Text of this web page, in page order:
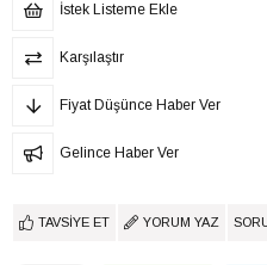
İstek Listeme Ekle
Karşılaştır
Fiyat Düşünce Haber Ver
Gelince Haber Ver
TAVSIYE ET YORUM YAZ